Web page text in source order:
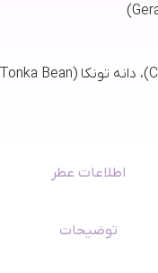
اطلاعات عطر
توضیحات